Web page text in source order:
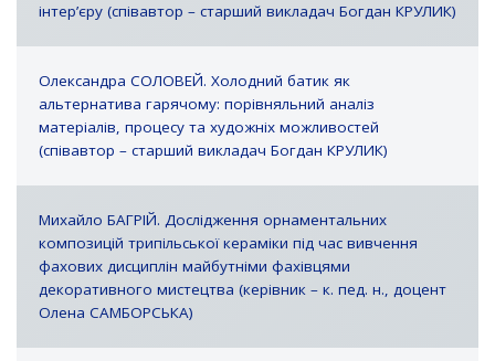
інтер’єру (співавтор – старший викладач Богдан КРУЛИК)
Олександра СОЛОВЕЙ. Холодний батик як
альтернатива гарячому: порівняльний аналіз
матеріалів, процесу та художніх можливостей
(співавтор – старший викладач Богдан КРУЛИК)
Михайло БАГРІЙ. Дослідження орнаментальних
композицій трипільської кераміки під час вивчення
фахових дисциплін майбутніми фахівцями
декоративного мистецтва (керівник – к. пед. н., доцент
Олена САМБОРСЬКА)